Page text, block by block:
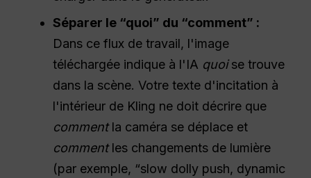
Séparer le “quoi” du “comment” :
Dans ce flux de travail, l'image
téléchargée indique à l'IA quoise trouve
dans la scène. Votre texte d'incitation à
l'intérieur de Kling ne doit décrire que
commentla caméra se déplace et
commentles changements de lumière
(par exemple, “slow dolly push, dynamic